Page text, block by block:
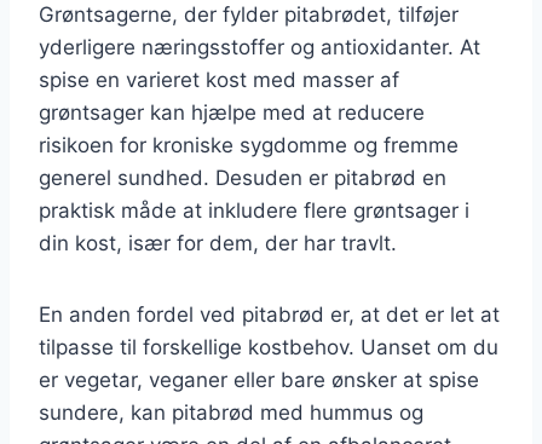
Grøntsagerne, der fylder pitabrødet, tilføjer
yderligere næringsstoffer og antioxidanter. At
spise en varieret kost med masser af
grøntsager kan hjælpe med at reducere
risikoen for kroniske sygdomme og fremme
generel sundhed. Desuden er pitabrød en
praktisk måde at inkludere flere grøntsager i
din kost, især for dem, der har travlt.
En anden fordel ved pitabrød er, at det er let at
tilpasse til forskellige kostbehov. Uanset om du
er vegetar, veganer eller bare ønsker at spise
sundere, kan pitabrød med hummus og